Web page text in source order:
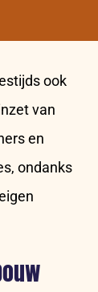
ook
van
en
ondanks